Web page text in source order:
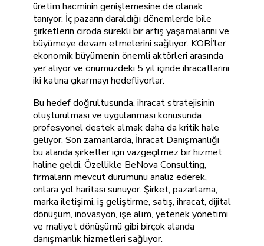
üretim hacminin genişlemesine de olanak
tanıyor. İç pazarın daraldığı dönemlerde bile
şirketlerin ciroda sürekli bir artış yaşamalarını ve
büyümeye devam etmelerini sağlıyor. KOBİ’ler
ekonomik büyümenin önemli aktörleri arasında
yer alıyor ve önümüzdeki 5 yıl içinde ihracatlarını
iki katına çıkarmayı hedefliyorlar.
Bu hedef doğrultusunda, ihracat stratejisinin
oluşturulması ve uygulanması konusunda
profesyonel destek almak daha da kritik hale
geliyor. Son zamanlarda, İhracat Danışmanlığı
bu alanda şirketler için vazgeçilmez bir hizmet
haline geldi. Özellikle BeNova Consulting,
firmaların mevcut durumunu analiz ederek,
onlara yol haritası sunuyor. Şirket, pazarlama,
marka iletişimi, iş geliştirme, satış, ihracat, dijital
dönüşüm, inovasyon, işe alım, yetenek yönetimi
ve maliyet dönüşümü gibi birçok alanda
danışmanlık hizmetleri sağlıyor.